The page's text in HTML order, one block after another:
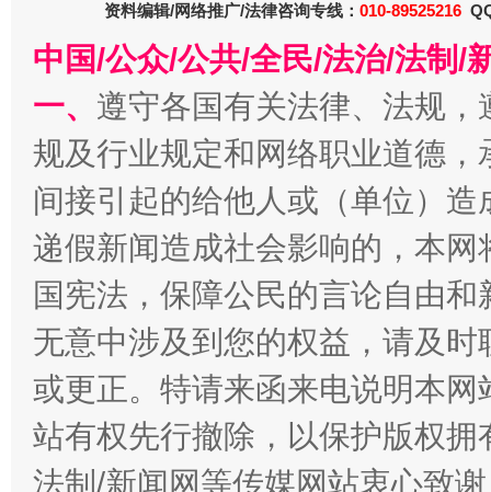
习近平的博鳌关键词
魏明亮
资料编辑/网络推广/法律咨询专线： 010-89525216
中国/公众/公共/全民/法治/法制/
一、 遵守各国有关法律、法规
规及行业规定和网络职业道德
间接引起的给他人或（单位）
递假新闻造成社会影响的，本
国宪法，保障公民的言论自由
无意中涉及到您的权益，请及
或更正。特请来函来电说明本
站有权先行撤除，以保护版权
法制/新闻网等传媒网站衷心致